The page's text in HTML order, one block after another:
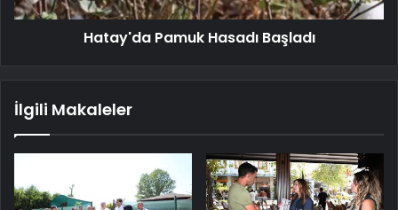
Hatay'da Pamuk Hasadı Başladı
İlgili Makaleler